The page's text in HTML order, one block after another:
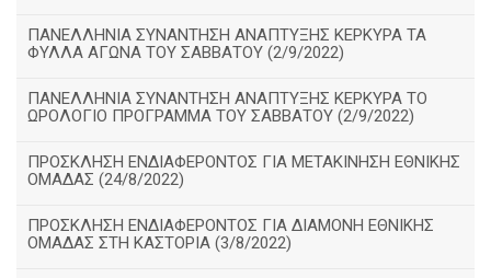
ΠΑΝΕΛΛΗΝΙΑ ΣΥΝΑΝΤΗΣΗ ΑΝΑΠΤΥΞΗΣ ΚΕΡΚΥΡΑ ΤΑ
ΦΥΛΛΑ ΑΓΩΝΑ ΤΟΥ ΣΑΒΒΑΤΟΥ (2/9/2022)
ΠΑΝΕΛΛΗΝΙΑ ΣΥΝΑΝΤΗΣΗ ΑΝΑΠΤΥΞΗΣ ΚΕΡΚΥΡΑ ΤΟ
ΩΡΟΛΟΓΙΟ ΠΡΟΓΡΑΜΜΑ ΤΟΥ ΣΑΒΒΑΤΟΥ (2/9/2022)
ΠΡΟΣΚΛΗΣΗ ΕΝΔΙΑΦΕΡΟΝΤΟΣ ΓΙΑ ΜΕΤΑΚΙΝΗΣΗ ΕΘΝΙΚΗΣ
ΟΜΑΔΑΣ (24/8/2022)
ΠΡΟΣΚΛΗΣΗ ΕΝΔΙΑΦΕΡΟΝΤΟΣ ΓΙΑ ΔΙΑΜΟΝΗ ΕΘΝΙΚΗΣ
ΟΜΑΔΑΣ ΣΤΗ ΚΑΣΤΟΡΙΑ (3/8/2022)